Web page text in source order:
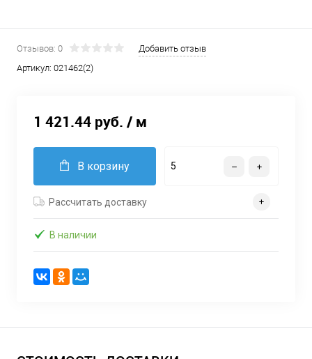
Отзывов: 0
Добавить отзыв
Артикул: 021462(2)
1 421.44 руб. / м
В корзину
Рассчитать доставку
В наличии